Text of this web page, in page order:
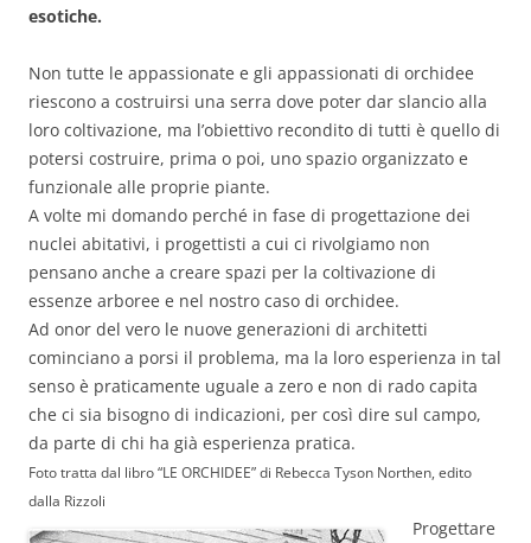
esotiche.
Non tutte le appassionate e gli appassionati di orchidee
riescono a costruirsi una serra dove poter dar slancio alla
loro coltivazione, ma l’obiettivo recondito di tutti è quello di
potersi costruire, prima o poi, uno spazio organizzato e
funzionale alle proprie piante.
A volte mi domando perché in fase di progettazione dei
nuclei abitativi, i progettisti a cui ci rivolgiamo non
pensano anche a creare spazi per la coltivazione di
essenze arboree e nel nostro caso di orchidee.
Ad onor del vero le nuove generazioni di architetti
cominciano a porsi il problema, ma la loro esperienza in tal
senso è praticamente uguale a zero e non di rado capita
che ci sia bisogno di indicazioni, per così dire sul campo,
da parte di chi ha già esperienza pratica.
Foto tratta dal libro “LE ORCHIDEE” di Rebecca Tyson Northen, edito
dalla Rizzoli
Progettare